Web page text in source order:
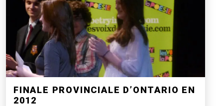
FINALE PROVINCIALE D’ONTARIO EN
2012